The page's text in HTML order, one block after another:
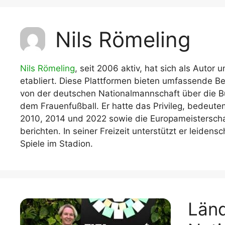
Alle WM 2026 Trainer
Panini WM 2026 Stickerkollektion
Alle Fußball Weltmeister
Adidas Trionda: offizielle WM 2026
Spielball
Alle Nationalspieler der FIFA Fußball WM
WM 2026
Termine,
WM 2026
Spielorte,
WM 2026
WM 2026
Spielort
Fußball
PDF zum
Nils Römeling
Nils Römeling, seit 2006 aktiv, hat sich als Autor
etabliert. Diese Plattformen bieten umfassende
von der deutschen Nationalmannschaft über die
dem Frauenfußball. Er hatte das Privileg,
2010, 2014 und 2022 sowie die
berichten. In seiner Freizeit unterstützt er
Spiele im Stadion.